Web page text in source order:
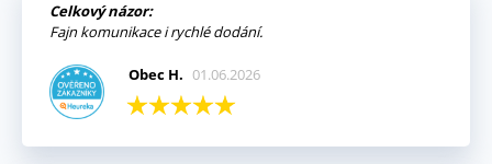
Celkový názor:
Fajn komunikace i rychlé dodání.
Obec H. 01.06.2026